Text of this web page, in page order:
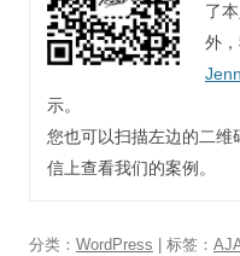
了
外
示。
您也可以扫描左边的二维
信上查看我们的案例。
分类： WordPress | 标签：